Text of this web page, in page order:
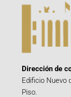
Dirección de
Edificio Nuevo
Piso.